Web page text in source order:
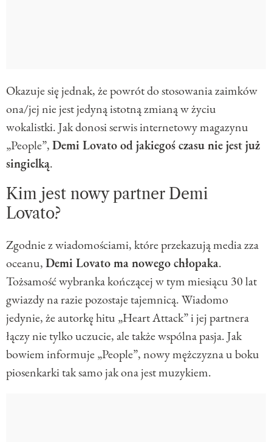
Okazuje się jednak, że powrót do stosowania zaimków
ona/jej nie jest jedyną istotną zmianą w życiu
wokalistki. Jak donosi serwis internetowy magazynu
„People”,Demi Lovato od jakiegoś czasu nie jest już
singielką.
Kim jest nowy partner Demi
Lovato?
Zgodnie z wiadomościami, które przekazują media zza
oceanu,Demi Lovato ma nowego chłopaka.
Tożsamość wybranka kończącej w tym miesiącu 30 lat
gwiazdy na razie pozostaje tajemnicą. Wiadomo
jedynie, że autorkę hitu „Heart Attack” i jej partnera
łączy nie tylko uczucie, ale także wspólna pasja. Jak
bowiem informuje „People”, nowy mężczyzna u boku
piosenkarki tak samo jak ona jest muzykiem.